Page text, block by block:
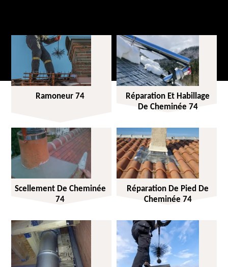
Ramoneur 74
Réparation Et Habillage
De Cheminée 74
Scellement De Cheminée
74
Réparation De Pied De
Cheminée 74